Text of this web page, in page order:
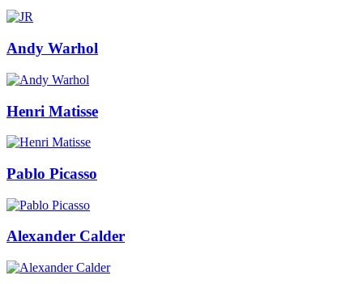
Andy Warhol
Henri Matisse
Pablo Picasso
Alexander Calder